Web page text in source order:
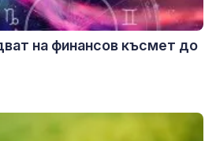
на финансов късмет до